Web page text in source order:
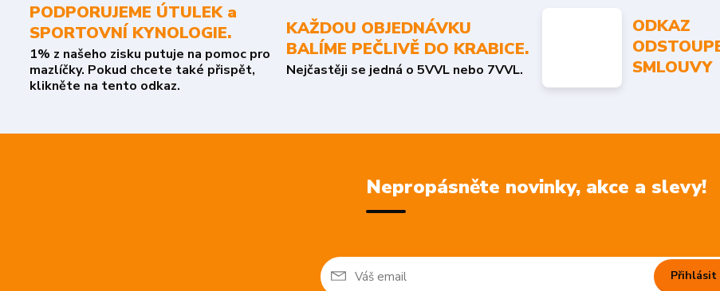
PODPORUJEME ÚTULEK a
SPORTOVNÍ KYNOLOGIE.
1% z našeho zisku putuje na pomoc pro
mazlíčky. Pokud chcete také přispět,
klikněte na tento odkaz.
KAŽDOU OBJEDNÁVKU
BALÍME PEČLIVĚ DO KRABICE.
Nejčastěji se jedná o 5VVL nebo 7VVL.
ODKAZ
SMLOUVY
Nepropásněte novinky, akce a slevy!
Přihlásit